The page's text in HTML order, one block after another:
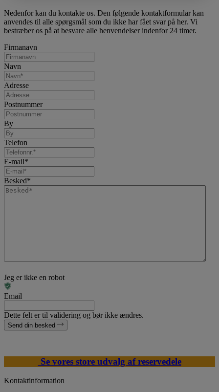
Nedenfor kan du kontakte os. Den følgende kontaktformular kan
anvendes til alle spørgsmål som du ikke har fået svar på her. Vi
bestræber os på at besvare alle henvendelser indenfor 24 timer.
Firmanavn
Navn
Adresse
Postnummer
By
Telefon
E-mail*
Besked*
Jeg er ikke en robot
Email
Dette felt er til validering og bør ikke ændres.
Send din besked
Se vores store udvalg af reservedele
Kontaktinformation